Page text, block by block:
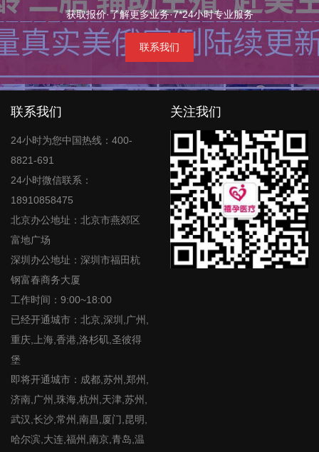
获取报价·了解更多业务·7*24小时专业服务
联系我们
联系我们
24小时为您中国热线：400-
8821-691
24小时微信联系：
18910858475
北京办公地址：北京市燕郊区
富地广场
深圳办公地址：深圳市福田杭
钢富春商务大厦
工作时间：9:00~18:00
已经开通城市：北京,深圳,广州,
重庆,上海,香港,洛杉矶,圣彼得
堡
即将开通城市：成都,苏州,郑州,
济南,广州,珠海,杭州,天津,苏州,
武汉,长沙,常州,南昌,厦门,昆明,
哈尔滨,大连,福州,南京,青岛,温
关注我们